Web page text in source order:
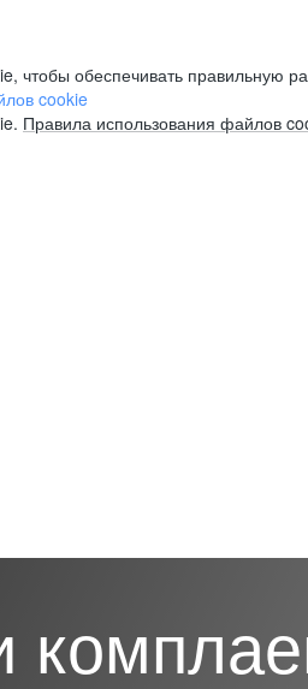
обеспечивать правильную
cookie
Правила использования файлов